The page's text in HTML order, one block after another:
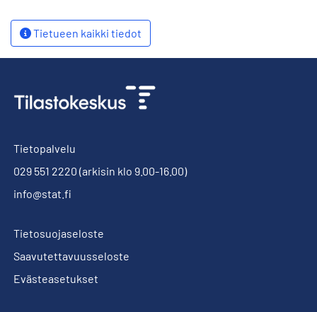
Tietueen kaikki tiedot
Tietopalvelu
029 551 2220 (arkisin klo 9.00-16.00)
info@stat.fi
Tietosuojaseloste
Saavutettavuusseloste
Evästeasetukset